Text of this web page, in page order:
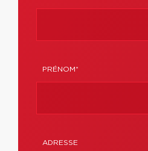
PRÉNOM*
ADRESSE